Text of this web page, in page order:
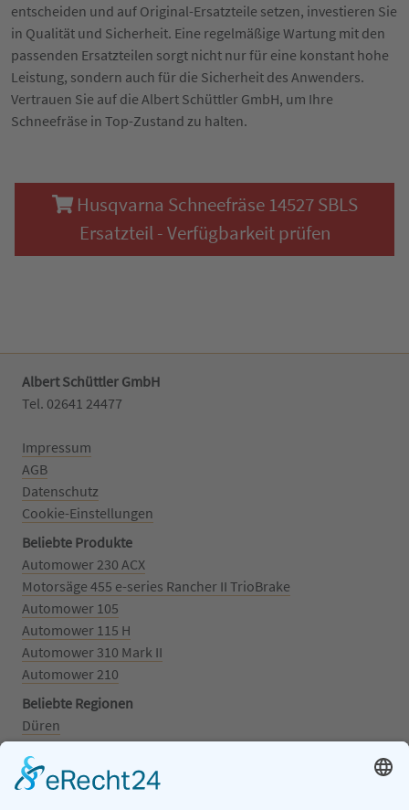
entscheiden und auf Original-Ersatzteile setzen, investieren Sie
in Qualität und Sicherheit. Eine regelmäßige Wartung mit den
passenden Ersatzteilen sorgt nicht nur für eine konstant hohe
Leistung, sondern auch für die Sicherheit des Anwenders.
Vertrauen Sie auf die Albert Schüttler GmbH, um Ihre
Schneefräse in Top-Zustand zu halten.
Husqvarna Schneefräse 14527 SBLS
Ersatzteil - Verfügbarkeit prüfen
Albert Schüttler GmbH
Tel. 02641 24477‬
Impressum
AGB
Datenschutz
Cookie-Einstellungen
Beliebte Produkte
Automower 230 ACX
Motorsäge 455 e-series Rancher II TrioBrake
Automower 105
Automower 115 H
Automower 310 Mark II
Automower 210
Beliebte Regionen
Düren
Grafschaft
Kalenborn
Mayschoß